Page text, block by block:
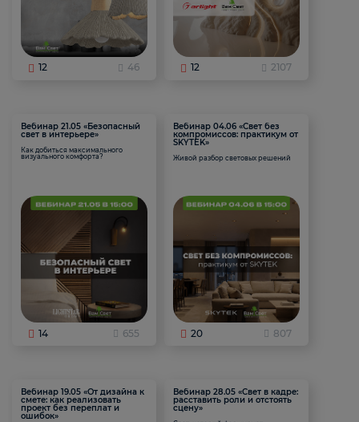
12 46 12 2107
Вебинар 21.05 «Безопасный
свет в интерьере»
Как добиться максимального
визуального комфорта?
14 655
Вебинар 04.06 «Свет без
компромиссов: практикум от
SKYTEK»
Живой разбор световых решений
20 807
Вебинар 19.05 «От дизайна к
смете: как реализовать
проект без переплат и
ошибок»
Вебинар 28.05 «Свет в кадре:
расставить роли и отстоять
сцену»